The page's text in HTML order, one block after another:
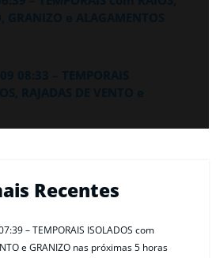
Recentes
– TEMPORAIS ISOLADOS com
e GRANIZO nas próximas 5 horas